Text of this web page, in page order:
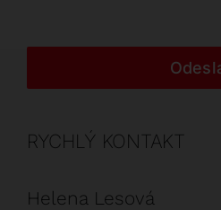
RYCHLÝ KONTAKT
Helena Lesová